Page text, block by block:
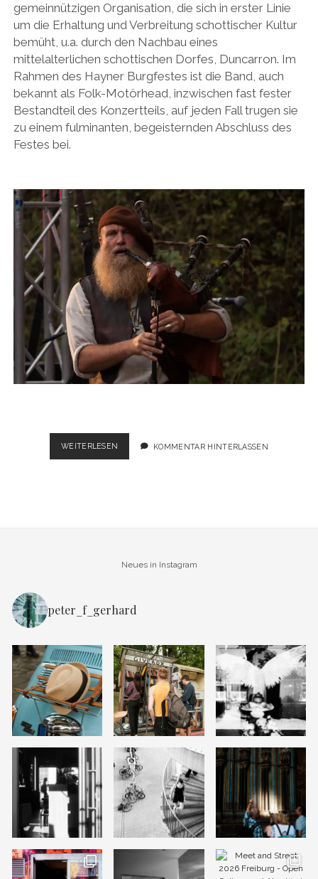
gemeinnützigen Organisation, die sich in erster Linie
um die Erhaltung und Verbreitung schottischer Kultur
bemüht, u.a. durch den Nachbau eines
mittelalterlichen schottischen Dorfes, Duncarron. Im
Rahmen des Hayner Burgfestes ist die Band, auch
bekannt als Folk-Motörhead, inzwischen fast fester
Bestandteil des Konzertteils, auf jeden Fall trugen sie
zu einem fulminanten, begeisternden Abschluss des
Festes bei.
WEITERLESEN
PATROL
KOMMENTAR HINTERLASSEN
Neues in Instagram
peter_f_gerhard